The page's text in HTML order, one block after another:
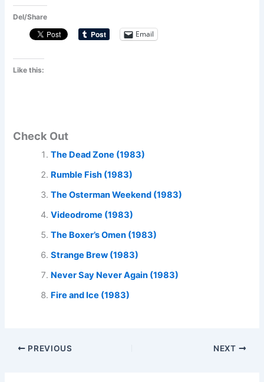
Del/Share
Email
Like this:
Check Out
The Dead Zone (1983)
Rumble Fish (1983)
The Osterman Weekend (1983)
Videodrome (1983)
The Boxer’s Omen (1983)
Strange Brew (1983)
Never Say Never Again (1983)
Fire and Ice (1983)
PREVIOUS NEXT